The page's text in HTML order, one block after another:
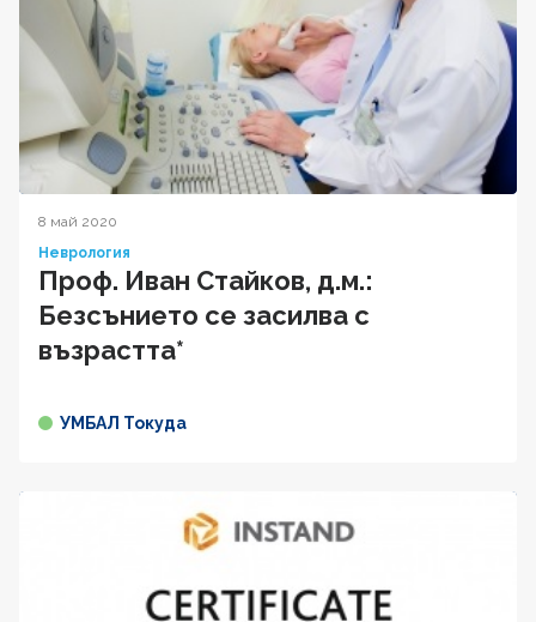
8 май 2020
Неврология
Проф. Иван Cтaйкoв, д.м.:
Безсънието се засилва с
възрастта*
УМБАЛ Токуда